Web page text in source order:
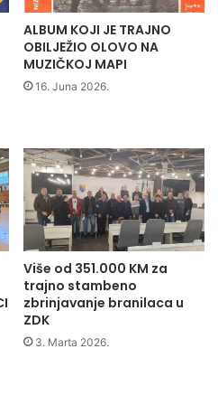
ALBUM KOJI JE TRAJNO
OBILJEŽIO OLOVO NA
MUZIČKOJ MAPI
16. Juna 2026.
Više od 351.000 KM za
trajno stambeno
zbrinjavanje branilaca u
ZDK
3. Marta 2026.